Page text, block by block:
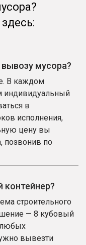
мусора?
В каждом
индивидуальный
в
исполнения,
цену вы
позвонив по
строительного
— 8 кубовый
любых
вывезти